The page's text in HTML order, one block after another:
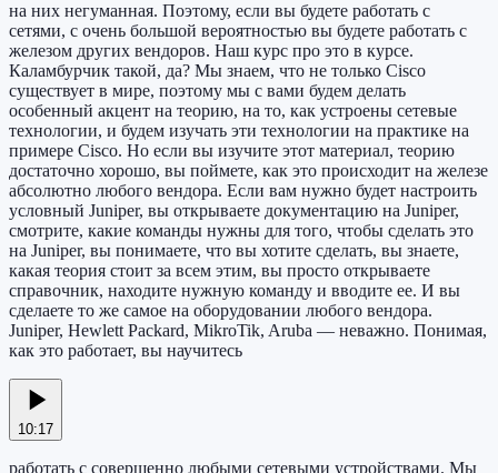
на них негуманная. Поэтому, если вы будете работать с
сетями, с очень большой вероятностью вы будете работать с
железом других вендоров. Наш курс про это в курсе.
Каламбурчик такой, да? Мы знаем, что не только Cisco
существует в мире, поэтому мы с вами будем делать
особенный акцент на теорию, на то, как устроены сетевые
технологии, и будем изучать эти технологии на практике на
примере Cisco. Но если вы изучите этот материал, теорию
достаточно хорошо, вы поймете, как это происходит на железе
абсолютно любого вендора. Если вам нужно будет настроить
условный Juniper, вы открываете документацию на Juniper,
смотрите, какие команды нужны для того, чтобы сделать это
на Juniper, вы понимаете, что вы хотите сделать, вы знаете,
какая теория стоит за всем этим, вы просто открываете
справочник, находите нужную команду и вводите ее. И вы
сделаете то же самое на оборудовании любого вендора.
Juniper, Hewlett Packard, MikroTik, Aruba — неважно. Понимая,
как это работает, вы научитесь
10:17
работать с совершенно любыми сетевыми устройствами. Мы